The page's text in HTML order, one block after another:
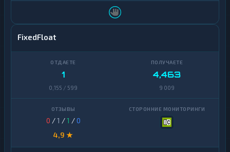
FixedFloat
1
0,155 / 599
4,463
9 009
0 /1 /1 /0
4,9 ★